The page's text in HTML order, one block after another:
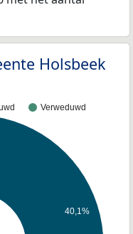
Holsbeek
Verweduwd
40,1%